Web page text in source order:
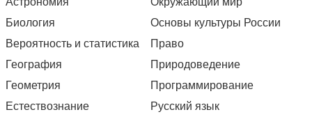
Биология
Вероятность и статистика
География
Геометрия
Естествознание
Основы культуры России
Право
Природоведение
Программирование
Русский язык